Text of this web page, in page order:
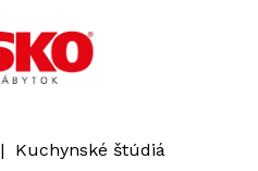
| Kuchynské štúdiá